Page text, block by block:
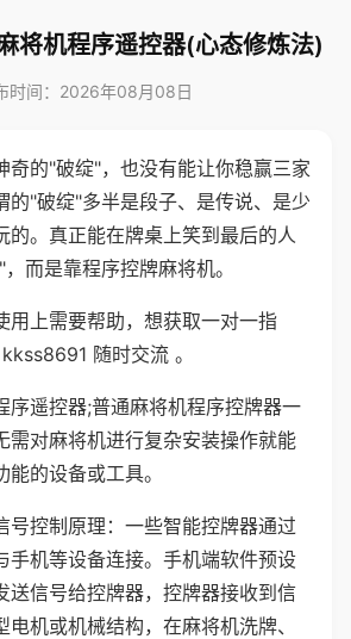
将机程序遥控器(心态修炼法)
时间：2026年08月08日
奇的"破绽"，也没有能让你稳赢三家
的"破绽"多半是段子、是传说、是少
的。真正能在牌桌上笑到最后的人
而是靠程序控牌麻将机。
用上需要帮助，想获取一对一指
随时交流 。
序遥控器;普通麻将机程序控牌器一
需对麻将机进行复杂安装操作就能
的设备或工具。
号控制原理：一些智能控牌器通过
手机等设备连接。手机端软件预设
送信号给控牌器，控牌器接收到信
电机或机械结构，在麻将机洗牌、